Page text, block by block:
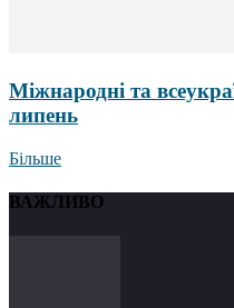
Міжнародні та
липень
Більше
ВАЖЛИВО